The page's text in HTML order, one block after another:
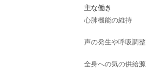
主な働き
心肺機能の維持
声の発生や呼吸調整
全身への気の供給源